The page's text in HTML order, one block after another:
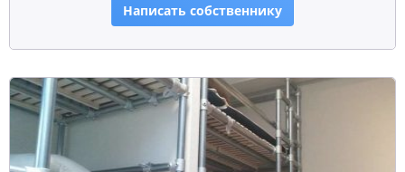
Написать собственнику